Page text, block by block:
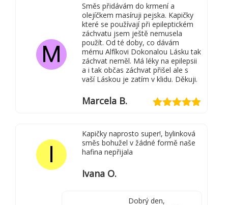
M
Směs přidávám do krmení a
olejíčkem masíruji pejska. Kapičky
které se používají při epileptickém
záchvatu jsem ještě nemusela
použít. Od té doby, co dávám
mému Alfíkovi Dokonalou Lásku tak
záchvat neměl. Má léky na epilepsii
a i tak občas záchvat přišel ale s
vaší Láskou je zatím v klidu. Děkuji.
Marcela B.
I
Kapičky naprosto super!, bylinková
směs bohužel v žádné formě naše
hafina nepřijala
Ivana O.
Dobrý den,